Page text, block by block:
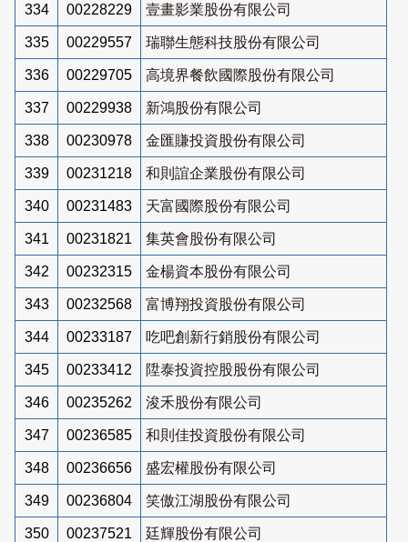
334 00228229 壹畫影業股份有限公司
335 00229557 瑞聯生態科技股份有限公司
336 00229705 高境界餐飲國際股份有限公司
337 00229938 新鴻股份有限公司
338 00230978 金匯賺投資股份有限公司
339 00231218 和則誼企業股份有限公司
340 00231483 天富國際股份有限公司
341 00231821 集英會股份有限公司
342 00232315 金楊資本股份有限公司
343 00232568 富博翔投資股份有限公司
344 00233187 吃吧創新行銷股份有限公司
345 00233412 陞泰投資控股股份有限公司
346 00235262 浚禾股份有限公司
347 00236585 和則佳投資股份有限公司
348 00236656 盛宏權股份有限公司
349 00236804 笑傲江湖股份有限公司
350 00237521
廷輝股份有限公司